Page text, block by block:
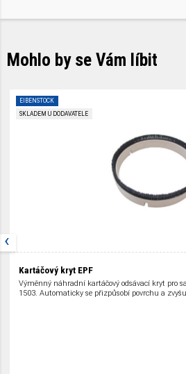
Mohlo by se Vám líbit
SKLADEM U DODAVATELE
EIBENSTOCK
Kartáčový kryt EPF
Výměnný náhradní kartáčový odsávací kryt pro
1503. Automaticky se přizpůsobí povrchu a
‹